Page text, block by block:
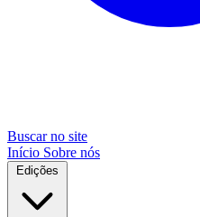
Buscar no site
Início Sobre nós
Edições